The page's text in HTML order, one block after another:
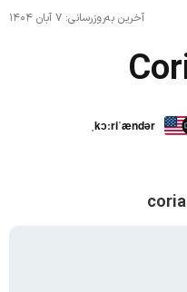
آخرین به‌روزرسانی: ۷ آبان ۱۴۰۴
ˌkɔːriˈændər